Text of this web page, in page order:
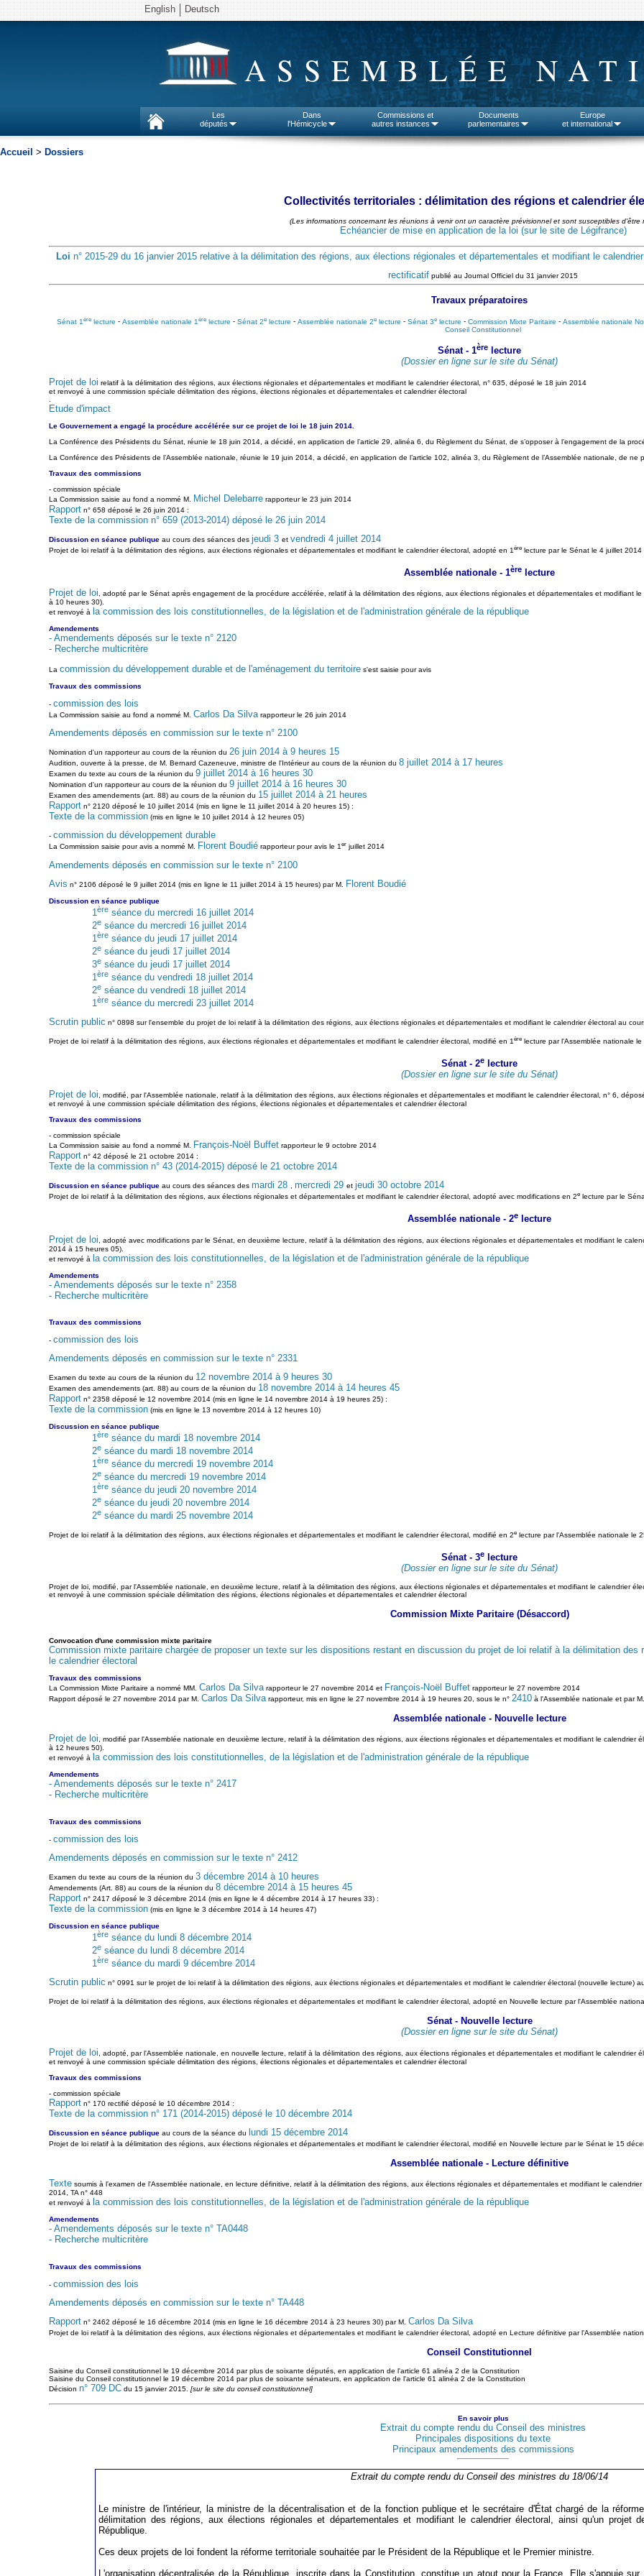
English Deutsch
ASSEMBLÉE
Les
députés
Dans
l'Hémicycle
Commissions et
autres instances
Documents
parlementaires
Europe
et international
Accueil > Dossiers
Collectivités territoriales : délimitation des régions et calendrier
(Les informations concernant les réunions à venir ont un caractère prévisionnel et sont susceptibles d'être
Echéancier de mise en application de la loi (sur le site de Légifrance)
Loi n° 2015-29 du 16 janvier 2015 relative à la délimitation des régions, aux élections régionales et départementales et modifiant le
rectificatif publié au Journal Officiel du 31 janvier 2015
Travaux préparatoires
Sénat 1 ère lecture - Assemblée nationale 1 ère lecture - Sénat 2e lecture - Assemblée nationale 2e lecture - Sénat 3e lecture - Commission Mixte Paritaire - Assemblée nationale
Conseil Constitutionnel
Sénat - 1ère
lecture
(Dossier en ligne sur le site du Sénat)
Projet de loi relatif à la délimitation des régions, aux élections régionales et départementales et modifiant le calendrier électoral, n° 635, déposé le 18 juin 2014
et renvoyé à une commission spéciale délimitation des régions, élections régionales et départementales et calendrier électoral
Etude d'impact
Le Gouvernement a engagé la procédure accélérée sur ce projet de loi le 18 juin 2014.
La Conférence des Présidents du Sénat, réunie le 18 juin 2014, a décidé, en application de l’article 29, alinéa 6, du Règlement du Sénat, de s’opposer à l’engagement de la
La Conférence des Présidents de l’Assemblée nationale, réunie le 19 juin 2014, a décidé, en application de l’article 102, alinéa 3, du Règlement de l’Assemblée nationale, de ne
Travaux des commissions
- commission spéciale
La Commission saisie au fond a nommé M.
Michel Delebarrerapporteur le 23 juin 2014
Rapportn° 658 déposé le 26 juin 2014 :
Texte de la commission n° 659 (2013-2014) déposé le 26 juin 2014
Discussion en séance publiqueau cours des séances des jeudi 3 et vendredi 4 juillet 2014
Projet de loi relatif à la délimitation des régions, aux élections régionales et départementales et modifiant le calendrier électoral, adopté en 1 èrelecture par le Sénat le 4 juillet
Assemblée nationale - 1ère lecture
Projet de loi , adopté par le Sénat après engagement de la procédure accélérée, relatif à la délimitation des régions, aux élections régionales et départementales et modifiant
à 10 heures 30).
et renvoyé à
la commission des lois constitutionnelles, de la législation et de l'administration générale de la république
Amendements
- Amendements déposés sur le texte n° 2120
- Recherche multicritère
La commission du développement durable et de l'aménagement du territoires'est saisie pour avis
Travaux des commissions
- commission des lois
La Commission saisie au fond a nommé M. Carlos Da Silvarapporteur le 26 juin 2014
Amendements déposés en commission sur le texte n° 2100
Nomination d'un rapporteur au cours de la réunion du 26 juin 2014 à 9 heures 15
Audition, ouverte à la presse, de M. Bernard Cazeneuve, ministre de l'Intérieur au cours de la réunion du 8 juillet 2014 à 17 heures
Examen du texte au cours de la réunion du 9 juillet 2014 à 16 heures 30
Nomination d'un rapporteur au cours de la réunion du 9 juillet 2014 à 16 heures 30
Examen des amendements (art. 88) au cours de la réunion du 15 juillet 2014 à 21 heures
Rapportn° 2120 déposé le 10 juillet 2014 (mis en ligne le 11 juillet 2014 à 20 heures 15) :
Texte de la commission(mis en ligne le 10 juillet 2014 à 12 heures 05)
- commission du développement durable
La Commission saisie pour avis a nommé M. Florent Boudiérapporteur pour avis le 1er juillet 2014
Amendements déposés en commission sur le texte n° 2100
Avis n° 2106 déposé le 9 juillet 2014 (mis en ligne le 11 juillet 2014 à 15 heures) par M. Florent Boudié
Discussion en séance publique
1ère séance du mercredi 16 juillet 2014
2e séance du mercredi 16 juillet 2014
1ère séance du jeudi 17 juillet 2014
2e séance du jeudi 17 juillet 2014
3e séance du jeudi 17 juillet 2014
1ère séance du vendredi 18 juillet 2014
2e séance du vendredi 18 juillet 2014
1ère séance du mercredi 23 juillet 2014
Scrutin public n° 0898 sur l'ensemble du projet de loi relatif à la délimitation des régions, aux élections régionales et départementales et modifiant le calendrier électoral au
Projet de loi relatif à la délimitation des régions, aux élections régionales et départementales et modifiant le calendrier électoral, modifié en 1èrelecture par l'Assemblée nationale
Sénat - 2e
lecture
(Dossier en ligne sur le site du Sénat)
Projet de loi, modifié, par l'Assemblée nationale, relatif à la délimitation des régions, aux élections régionales et départementales et modifiant le calendrier électoral, n° 6,
et renvoyé à une commission spéciale délimitation des régions, élections régionales et départementales et calendrier électoral
Travaux des commissions
- commission spéciale
La Commission saisie au fond a nommé M. François-Noël Buffetrapporteur le 9 octobre 2014
Rapportn° 42 déposé le 21 octobre 2014 :
Texte de la commission n° 43 (2014-2015) déposé le 21 octobre 2014
Discussion en séance publiqueau cours des séances des mardi 28 , mercredi 29 et jeudi 30 octobre 2014
Projet de loi relatif à la délimitation des régions, aux élections régionales et départementales et modifiant le calendrier électoral, adopté avec modifications en 2electure par le
Assemblée nationale - 2e
lecture
Projet de loi , adopté avec modifications par le Sénat, en deuxième lecture, relatif à la délimitation des régions, aux élections régionales et départementales et modifiant le
2014 à 15 heures 05).
et renvoyé à la commission des lois constitutionnelles, de la législation et de l'administration générale de la république
Amendements
- Amendements déposés sur le texte n° 2358
- Recherche multicritère
Travaux des commissions
- commission des lois
Amendements déposés en commission sur le texte n° 2331
Examen du texte au cours de la réunion du 12 novembre 2014 à 9 heures 30
Examen des amendements (art. 88) au cours de la réunion du 18 novembre 2014 à 14 heures 45
Rapportn° 2358 déposé le 12 novembre 2014 (mis en ligne le 14 novembre 2014 à 19 heures 25) :
Texte de la commission(mis en ligne le 13 novembre 2014 à 12 heures 10)
Discussion en séance publique
1ère séance du mardi 18 novembre 2014
2e séance du mardi 18 novembre 2014
1ère séance du mercredi 19 novembre 2014
2e séance du mercredi 19 novembre 2014
1ère séance du jeudi 20 novembre 2014
2e séance du jeudi 20 novembre 2014
2e séance du mardi 25 novembre 2014
Projet de loi relatif à la délimitation des régions, aux élections régionales et départementales et modifiant le calendrier électoral, modifié en 2electure par l'Assemblée nationale le
Sénat - 3e
lecture
(Dossier en ligne sur le site du Sénat)
Projet de loi, modifié, par l'Assemblée nationale, en deuxième lecture, relatif à la délimitation des régions, aux élections régionales et départementales et modifiant le calendrier
et renvoyé à une commission spéciale délimitation des régions, élections régionales et départementales et calendrier électoral
Commission Mixte Paritaire (Désaccord)
Convocation d'une commission mixte paritaire
Commission mixte paritaire chargée de proposer un texte sur les dispositions restant en discussion du projet de loi relatif à la délimitation
le calendrier électoral
Travaux des commissions
La Commission Mixte Paritaire a nommé MM. Carlos Da Silvarapporteur le 27 novembre 2014 et François-Noël Buffetrapporteur le 27 novembre 2014
Rapport déposé le 27 novembre 2014 par M. Carlos Da Silvarapporteur, mis en ligne le 27 novembre 2014 à 19 heures 20, sous le n° 2410à l'Assemblée nationale et par
Assemblée nationale - Nouvelle lecture
Projet de loi, modifié par l'Assemblée nationale en deuxième lecture, relatif à la délimitation des régions, aux élections régionales et départementales et modifiant le
à 12 heures 50).
et renvoyé à la commission des lois constitutionnelles, de la législation et de l'administration générale de la république
Amendements
- Amendements déposés sur le texte n° 2417
- Recherche multicritère
Travaux des commissions
- commission des lois
Amendements déposés en commission sur le texte n° 2412
Examen du texte au cours de la réunion du 3 décembre 2014 à 10 heures
Amendements (Art. 88) au cours de la réunion du 8 décembre 2014 à 15 heures 45
Rapportn° 2417 déposé le 3 décembre 2014 (mis en ligne le 4 décembre 2014 à 17 heures 33) :
Texte de la commission(mis en ligne le 3 décembre 2014 à 14 heures 47)
Discussion en séance publique
1ère séance du lundi 8 décembre 2014
2e séance du lundi 8 décembre 2014
1ère séance du mardi 9 décembre 2014
Scrutin public n° 0991 sur le projet de loi relatif à la délimitation des régions, aux élections régionales et départementales et modifiant le calendrier électoral (nouvelle lecture)
Projet de loi relatif à la délimitation des régions, aux élections régionales et départementales et modifiant le calendrier électoral, adopté en Nouvelle lecture par l'Assemblée
Sénat - Nouvelle lecture
(Dossier en ligne sur le site du Sénat)
Projet de loi , adopté, par l'Assemblée nationale, en nouvelle lecture, relatif à la délimitation des régions, aux élections régionales et départementales et modifiant le calendrier
et renvoyé à une commission spéciale délimitation des régions, élections régionales et départementales et calendrier électoral
Travaux des commissions
- commission spéciale
Rapportn° 170 rectifié déposé le 10 décembre 2014 :
Texte de la commission n° 171 (2014-2015) déposé le 10 décembre 2014
Discussion en séance publiqueau cours de la séance du lundi 15 décembre 2014
Projet de loi relatif à la délimitation des régions, aux élections régionales et départementales et modifiant le calendrier électoral, modifié en Nouvelle lecture par le Sénat le 15
Assemblée nationale - Lecture définitive
Textesoumis à l'examen de l'Assemblée nationale, en lecture définitive, relatif à la délimitation des régions, aux élections régionales et départementales et modifiant le
2014, TA n° 448
et renvoyé à la commission des lois constitutionnelles, de la législation et de l'administration générale de la république
Amendements
- Amendements déposés sur le texte n° TA0448
- Recherche multicritère
Travaux des commissions
- commission des lois
Amendements déposés en commission sur le texte n° TA448
Rapportn° 2462 déposé le 16 décembre 2014 (mis en ligne le 16 décembre 2014 à 23 heures 30) par M. Carlos Da Silva
Projet de loi relatif à la délimitation des régions, aux élections régionales et départementales et modifiant le calendrier électoral, adopté en Lecture définitive par l'Assemblée
Conseil Constitutionnel
Saisine du Conseil constitutionnel le 19 décembre 2014 par plus de soixante députés, en application de l'article 61 alinéa 2 de la Constitution
Saisine du Conseil constitutionnel le 19 décembre 2014 par plus de soixante sénateurs, en application de l'article 61 alinéa 2 de la Constitution
Décision n° 709 DCdu 15 janvier 2015. [sur le site du conseil constitutionnel]
En savoir plus
Extrait du compte rendu du Conseil des ministres
Principales dispositions du texte
Principaux amendements des commissions
Extrait du compte rendu du Conseil des ministres du 18/06/14
Le ministre de l'intérieur, la ministre de la décentralisation et de la fonction publique et le secrétaire d'État chargé de la
délimitation des régions, aux élections régionales et départementales et modifiant le calendrier électoral, ainsi qu'un projet
République.
Ces deux projets de loi fondent la réforme territoriale souhaitée par le Président de la République et le Premier ministre.
L'organisation décentralisée de la République, inscrite dans la Constitution, constitue un atout pour la France. Elle s'appuie